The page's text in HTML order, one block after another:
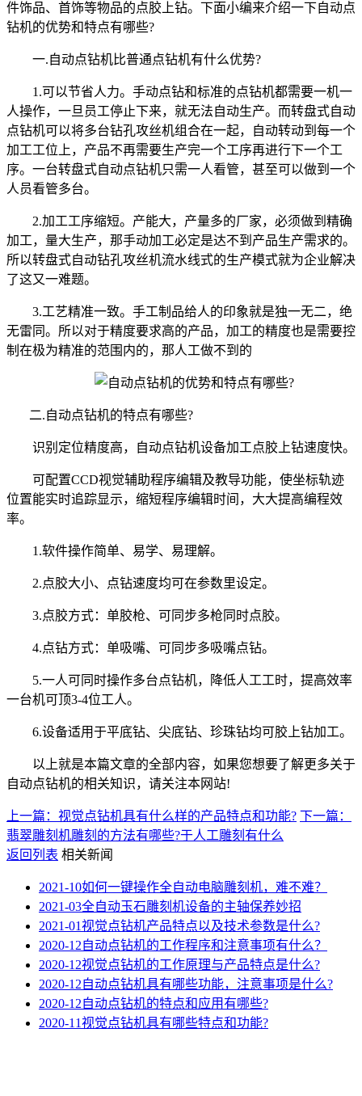
件饰品、首饰等物品的点胶上钻。下面小编来介绍一下自动点
钻机的优势和特点有哪些?
一.自动点钻机比普通点钻机有什么优势?
1.可以节省人力。手动点钻和标准的点钻机都需要一机一
人操作，一旦员工停止下来，就无法自动生产。而转盘式自动
点钻机可以将多台钻孔攻丝机组合在一起，自动转动到每一个
加工工位上，产品不再需要生产完一个工序再进行下一个工
序。一台转盘式自动点钻机只需一人看管，甚至可以做到一个
人员看管多台。
2.加工工序缩短。产能大，产量多的厂家，必须做到精确
加工，量大生产，那手动加工必定是达不到产品生产需求的。
所以转盘式自动钻孔攻丝机流水线式的生产模式就为企业解决
了这又一难题。
3.工艺精准一致。手工制品给人的印象就是独一无二，绝
无雷同。所以对于精度要求高的产品，加工的精度也是需要控
制在极为精准的范围内的，那人工做不到的
二.自动点钻机的特点有哪些?
识别定位精度高，自动点钻机设备加工点胶上钻速度快。
可配置CCD视觉辅助程序编辑及教导功能，使坐标轨迹
位置能实时追踪显示，缩短程序编辑时间，大大提高编程效
率。
1.软件操作简单、易学、易理解。
2.点胶大小、点钻速度均可在参数里设定。
3.点胶方式：单胶枪、可同步多枪同时点胶。
4.点钻方式：单吸嘴、可同步多吸嘴点钻。
5.一人可同时操作多台点钻机，降低人工工时，提高效率
一台机可顶3-4位工人。
6.设备适用于平底钻、尖底钻、珍珠钻均可胶上钻加工。
以上就是本篇文章的全部内容，如果您想要了解更多关于
自动点钻机的相关知识，请关注本网站!
上一篇：视觉点钻机具有什么样的产品特点和功能? 下一篇：
翡翠雕刻机雕刻的方法有哪些?于人工雕刻有什么
返回列表 相关新闻
2021-10如何一键操作全自动电脑雕刻机，难不难？
2021-03全自动玉石雕刻机设备的主轴保养妙招
2021-01视觉点钻机产品特点以及技术参数是什么?
2020-12自动点钻机的工作程序和注意事项有什么？
2020-12视觉点钻机的工作原理与产品特点是什么?
2020-12自动点钻机具有哪些功能，注意事项是什么?
2020-12自动点钻机的特点和应用有哪些?
2020-11视觉点钻机具有哪些特点和功能?